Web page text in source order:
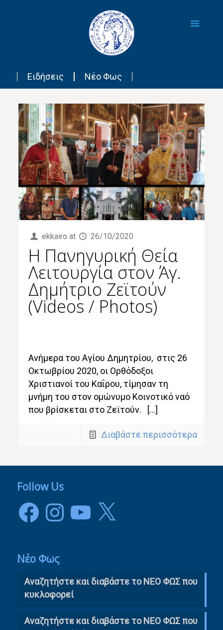
Ειδήσεις Νέο Φως
ekkairo at 26/10/2020
Η Πανηγυρική Θεία
Λειτουργία στον Άγ.
Δημήτριο Ζεϊτούν
(Videos / Photos)
Ανήμερα του Αγίου Δημητρίου, στις 26
Οκτωβρίου 2020, οι Ορθόδοξοι
Χριστιανοί του Καΐρου, τίμησαν τη
μνήμη του στον ομώνυμο Κοινοτικό ναό
που βρίσκεται στο Ζεϊτούν. […]
Διαβάστε περισσότερα
Follow Us
FacebookInstagramYouTube
X
Νέο Φως
Αναζητήστε και διαβάστε το NΕΟ ΦΩΣ που
κυκλοφορεί
Αναζητήστε και διαβάστε το ΝΕΟ ΦΩΣ που